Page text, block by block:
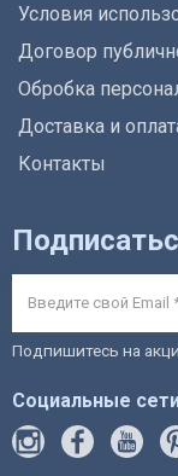
Условия
Договор
Обробка
Доставка и
Контакты
Подпишитесь на
Социальные